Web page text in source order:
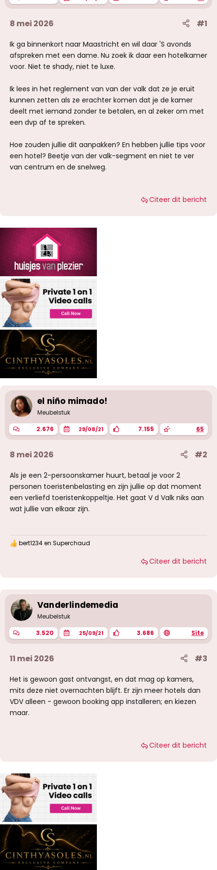
8 mei 2026 #1
Ik ga binnenkort naar Maastricht en wil daar 'S avonds
afspreken met een dame. Nu zoek ik daar een hotelkamer
voor. Niet te shady, niet te luxe.
Ik lees in het reglement van van der valk dat ze je eruit
kunnen zetten als ze erachter komen dat je de kamer
deelt met iemand zonder te betalen, en al zeker om met
een dvp af te spreken.
Hoe zouden jullie dit aanpakken? En hebben jullie tips voor
een hotel? Beetje van der valk-segment en niet te ver
van centrum en de snelweg.
Citeer dit bericht
el niño mimado!
Meubelstuk
2.676 29/08/21 7.155 65
8 mei 2026 #2
Als je een 2-persoonskamer huurt, betaal je voor 2
personen toeristenbelasting en zijn jullie op dat moment
een verliefd toeristenkoppeltje. Het gaat V d Valk niks aan
wat jullie van elkaar zijn.
W
n
g
n
:
bert1234en Superchaud
Citeer dit bericht
Vanderlindemedia
Meubelstuk
3.520 25/09/21 3.686 Site
11 mei 2026 #3
Het is gewoon gast ontvangst, en dat mag op kamers,
mits deze niet overnachten blijft. Er zijn meer hotels dan
VDV alleen - gewoon booking app installeren; en kiezen
maar.
Citeer dit bericht